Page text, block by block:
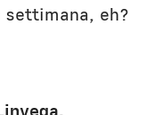
settimana, eh?